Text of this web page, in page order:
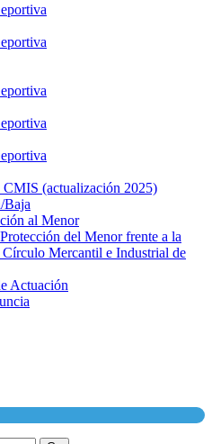
(actualización 2025)
Baja
al Menor
del Menor frente a la
Mercantil e Industrial de
Actuación